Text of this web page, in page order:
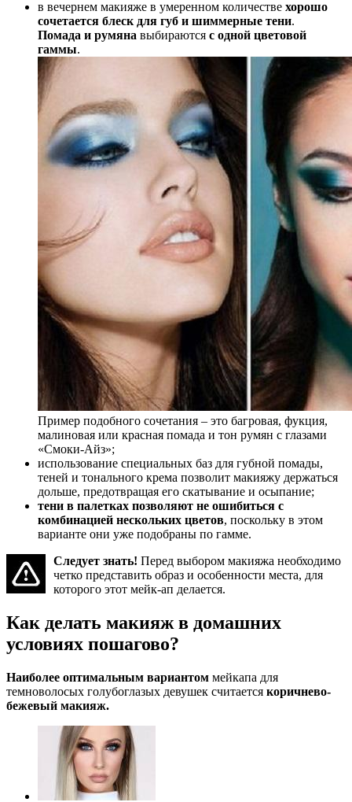
в вечернем макияже в умеренном количестве хорошо
сочетается блеск для губ и шиммерные тени.
Помада и румяна выбираются с одной цветовой
гаммы.
Пример подобного сочетания – это багровая, фукция,
малиновая или красная помада и тон румян с глазами
«Смоки-Айз»;
использование специальных баз для губной помады,
теней и тонального крема позволит макияжу держаться
дольше, предотвращая его скатывание и осыпание;
тени в палетках позволяют не ошибиться с
комбинацией нескольких цветов, поскольку в этом
варианте они уже подобраны по гамме.
Следует знать! Перед выбором макияжа необходимо
четко представить образ и особенности места, для
которого этот мейк-ап делается.
Как делать макияж в домашних
условиях пошагово?
Наиболее оптимальным вариантом мейкапа для
темноволосых голубоглазых девушек считается коричнево-
бежевый макияж.